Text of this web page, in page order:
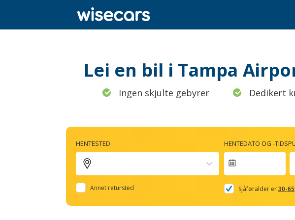
Lei en bil i Tampa
Ingen skjulte gebyrer Dedikert
HENTESTED
Annet retursted
HENTEDATO OG -
to
Sjåføralder er30-65